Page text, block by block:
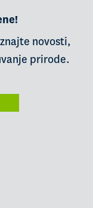
novosti,
prirode.